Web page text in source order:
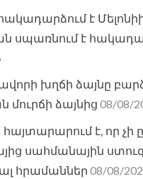
է
սպառնում է
խղճի ձայնը
ձայնից 08/08/
է, որ չի
սահմանային
հրամաններ 08/08/